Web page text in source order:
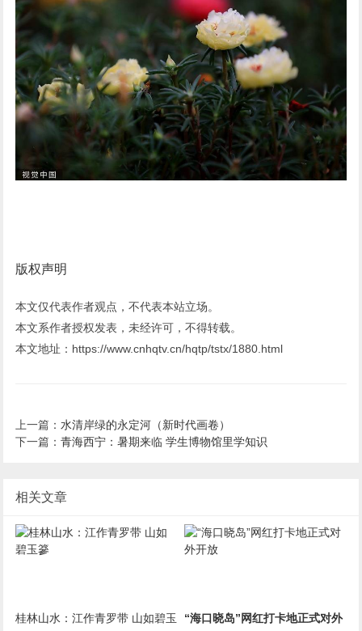
版权声明
本文仅代表作者观点，不代表本站立场。
本文系作者授权发表，未经许可，不得转载。
本文地址：https://www.cnhqtv.cn/hqtp/tstx/1880.html
上一篇：水清岸绿的永定河（新时代画卷）
下一篇：青海西宁：暑期来临 学生博物馆里学知识
相关文章
桂林山水：江作青罗带 山如碧玉
“海口晓岛”网红打卡地正式对外